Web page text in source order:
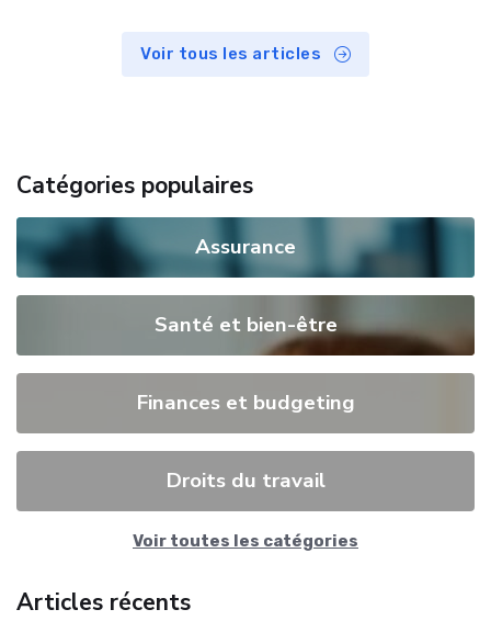
Voir tous les articles
Catégories populaires
Assurance
Santé et bien-être
Finances et budgeting
Droits du travail
Voir toutes les catégories
Articles récents